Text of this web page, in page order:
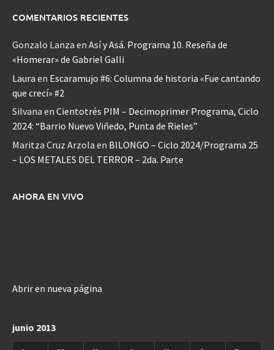
COMENTARIOS RECIENTES
Gonzalo Lanza en Así y Asá. Programa 10. Reseña de
«Homerar» de Gabriel Galli
Laura en Escaramujo #6: Columna de historia «Fue cantando
que crecí» #2
Silvana en Cientotrés PIM – Decimoprimer Programa, Ciclo
2024: “Barrio Nuevo Viñedo, Punta de Rieles”
Maritza Cruz Arzola en BILONGO – Ciclo 2024/Programa 25
– LOS METALES DEL TERROR – 2da. Parte
AHORA EN VIVO
Abrir en nueva página
junio 2013